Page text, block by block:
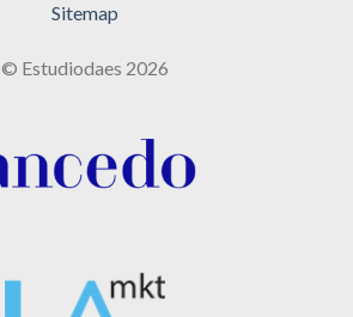
Sitemap
© Estudiodaes 2026